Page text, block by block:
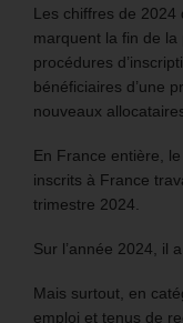
Les chiffres de 2024
marquent la fin de
procédures
bénéficiaires d’une
nouveaux
En France entière,
inscrits à France
trimestre 2024.
Sur l’année 2024, il
Mais surtout, en
emploi et tenus de